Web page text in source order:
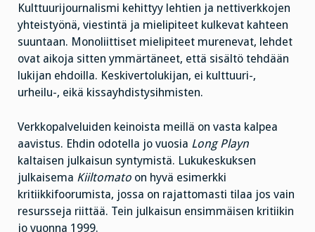
Kulttuurijournalismi kehittyy lehtien ja nettiverkkojen
yhteistyönä, viestintä ja mielipiteet kulkevat kahteen
suuntaan. Monoliittiset mielipiteet murenevat, lehdet
ovat aikoja sitten ymmärtäneet, että sisältö tehdään
lukijan ehdoilla. Keskivertolukijan, ei kulttuuri-,
urheilu-, eikä kissayhdistysihmisten.
Verkkopalveluiden keinoista meillä on vasta kalpea
aavistus. Ehdin odotella jo vuosia Long Playn
kaltaisen julkaisun syntymistä. Lukukeskuksen
julkaisema Kiiltomato on hyvä esimerkki
kritiikkifoorumista, jossa on rajattomasti tilaa jos vain
resursseja riittää. Tein julkaisun ensimmäisen kritiikin
jo vuonna 1999.